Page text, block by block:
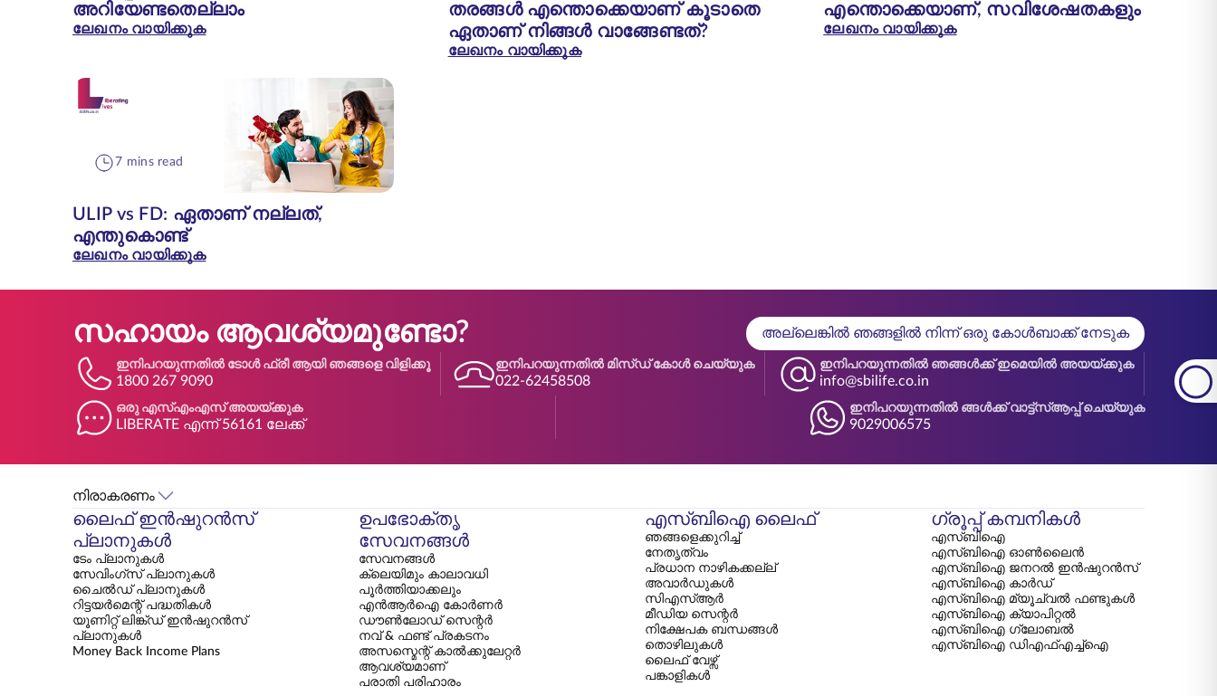
അറിയേണ്ടതെല്ലാം
ലേഖനം വായിക്കുക
തരങ്ങൾ എന്തൊക്കെയാണ് കൂടാതെ
ഏതാണ് നിങ്ങൾ വാങ്ങേണ്ടത്?
ലേഖനം വായിക്കുക
എന്തൊക്കെയാണ്, സവിശേഷതകളും
ലേഖനം വായിക്കുക
7 mins read
ULIP vs FD: ഏതാണ് നല്ലത്,
എന്തുകൊണ്ട്
ലേഖനം വായിക്കുക
സഹായം ആവശ്യമുണ്ടോ? അല്ലെങ്കിൽ ഞങ്ങളിൽ നിന്ന് ഒരു കോൾബാക്ക് നേടുക
ഇനിപറയുന്നതിൽ ടോൾ ഫ്രീ ആയി ഞങ്ങളെ വിളിക്കൂ
1800 267 9090
ഇനിപറയുന്നതിൽ മിസ്ഡ് കോൾ ചെയ്യുക
022-62458508
ഇനിപറയുന്നതിൽ ഞങ്ങൾക്ക് ഇമെയിൽ അയയ്ക്കുക
info@sbilife.co.in
ഒരു എസ്എംഎസ് അയയ്ക്കുക
LIBERATE എന്ന് 56161 ലേക്ക്
ഇനിപറയുന്നതിൽ ങ്ങൾക്ക് വാട്ട്‌സ്ആപ്പ് ചെയ്യുക
9029006575
നിരാകരണം
ലൈഫ് ഇൻഷുറൻസ്
പ്ലാനുകൾ
ടേം പ്ലാനുകൾ
സേവിംഗ്സ് പ്ലാനുകൾ
ചൈൽഡ് പ്ലാനുകൾ
റിട്ടയർമെന്റ് പദ്ധതികൾ
യൂണിറ്റ് ലിങ്ക്ഡ് ഇൻഷുറൻസ്
പ്ലാനുകൾ
Money Back Income Plans
ഉപഭോക്തൃ
സേവനങ്ങൾ
സേവനങ്ങള്‍
ക്ലെയിമും കാലാവധി
പൂർത്തിയാക്കലും
എൻആർഐ കോർണർ
ഡൗൺലോഡ് സെന്റർ
നവ് & ഫണ്ട് പ്രകടനം
അസസ്മെന്റ് കാൽക്കുലേറ്റർ
ആവശ്യമാണ്
പരാതി പരിഹാരം
എസ്‌ബിഐ ലൈഫ്
ഞങ്ങളെക്കുറിച്ച്
നേതൃത്വം
പ്രധാന നാഴികക്കല്ല്
അവാർഡുകൾ
സി‌എസ്‌ആർ
മീഡിയ സെന്റർ
നിക്ഷേപക ബന്ധങ്ങൾ
തൊഴിലുകൾ
ലൈഫ് വേഴ്സ്
പങ്കാളികൾ
ഗ്രൂപ്പ് കമ്പനികൾ
എസ്‌ബി‌ഐ
എസ്‌ബി‌ഐ ഓൺലൈൻ
എസ്‌ബി‌ഐ ജനറൽ ഇൻഷുറൻസ്
എസ്‌ബി‌ഐ കാർഡ്
എസ്‌ബി‌ഐ മ്യൂച്വൽ ഫണ്ടുകൾ
എസ്‌ബി‌ഐ ക്യാപിറ്റൽ
എസ്‌ബി‌ഐ ഗ്ലോബൽ
എസ്‌ബി‌ഐ ഡി‌എഫ്‌എച്ച്‌ഐ